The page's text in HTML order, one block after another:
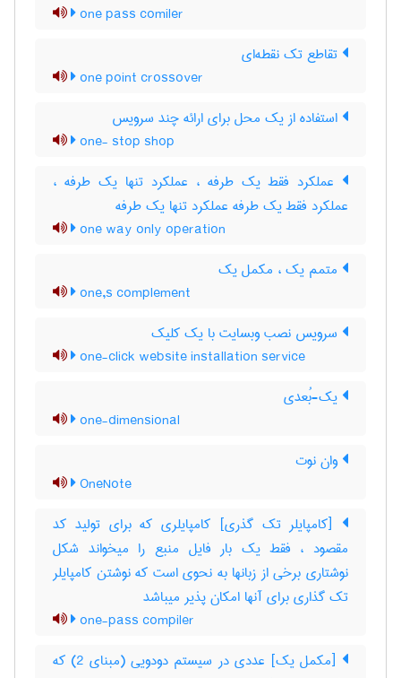
one pass comiler
تقاطع تک نقطه‌ای
one point crossover
استفاده از یک محل برای ارائه چند سرویس
one- stop shop
عملکرد فقط یک طرفه ، عملکرد تنها یک طرفه ،
عملکرد فقط یک طرفه عملکرد تنها یک طرفه
one way only operation
متمم یک ، مکمل یک
one,s complement
سرویس نصب وبسایت با یک کلیک
one-click website installation service
یک-بُعدی
one-dimensional
وان نوت
OneNote
[کامپایلر تک گذری] کامپایلری که برای تولید کد
مقصود ، فقط یک بار فایل منبع را میخواند شکل
نوشتاری برخی از زبانها به نحوی است که نوشتن کامپایلر
تک گذاری برای آنها امکان پذیر میباشد
one-pass compiler
[مکمل یک] عددی در سیستم دودویی (مبنای ‎2) که